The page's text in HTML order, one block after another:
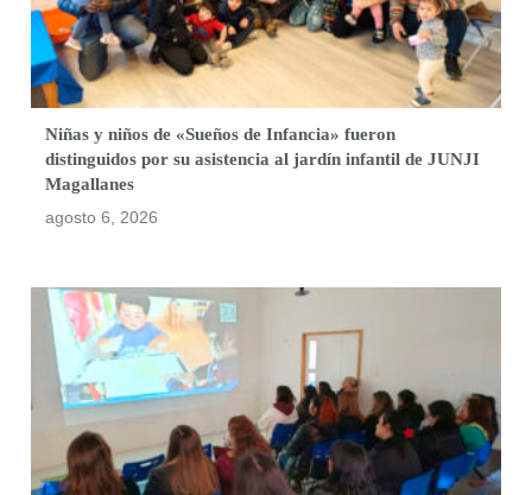
Niñas y niños de «Sueños de Infancia» fueron
distinguidos por su asistencia al jardín infantil de JUNJI
Magallanes
agosto 6, 2026